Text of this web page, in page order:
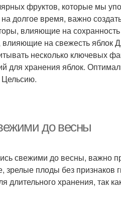
фруктов, которые мы
долгое время, важно
влияющие на сохранность
на свежесть яблок
несколько ключевых
для хранения яблок.
Цельсию.
до весны
свежими до весны, важно
зрелые плоды без
длительного хранения, так